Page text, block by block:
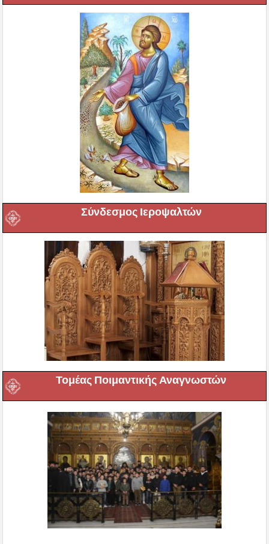
Σύνδεσμος Ιεροψαλτών
Τομέας Ποιμαντικής Αναγνωστών